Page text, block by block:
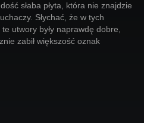
słaba płyta, która nie znajdzie
Słychać, że w tych
utwory były naprawdę dobre,
zabił większość oznak